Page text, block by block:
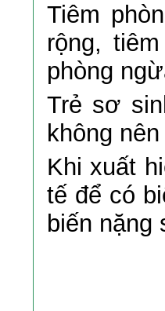
Tiêm
rộng,
phòng
Trẻ sơ
không
Khi xuất
tế để có
biến nặng